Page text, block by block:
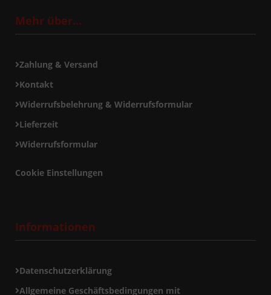
Mehr über...
Zahlung & Versand
Kontakt
Widerrufsbelehrung & Widerrufsformular
Lieferzeit
Widerrufsformular
Cookie Einstellungen
Informationen
Datenschutzerklärung
Allgemeine Geschäftsbedingungen mit